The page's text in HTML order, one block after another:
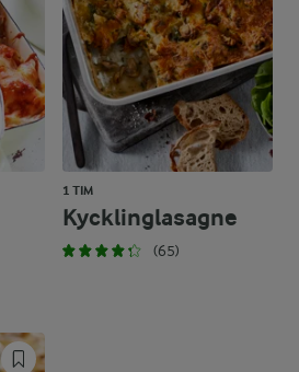
1 TIM
Kycklinglasagne
(65)